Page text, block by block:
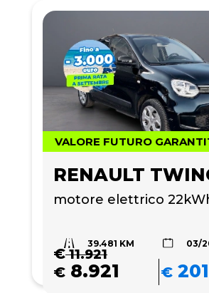
VALORE FUTURO
RENAULT
motore elettrico
39.481 KM 03/
€11.921
€ 8.921 € 201